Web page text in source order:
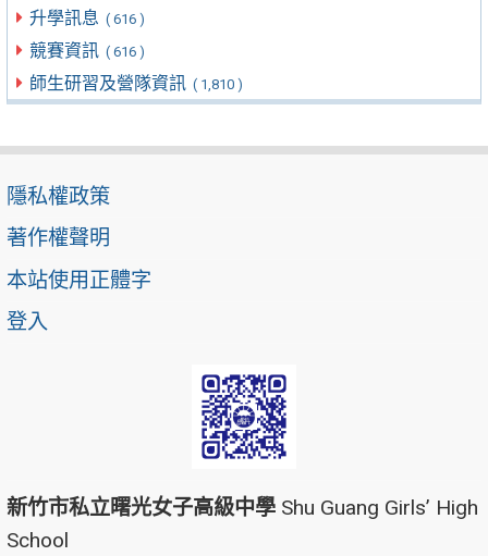
升學訊息 ( 616 )
競賽資訊 ( 616 )
師生研習及營隊資訊 ( 1,810 )
隱私權政策
著作權聲明
本站使用正體字
登入
新竹市私立曙光女子高級中學 Shu Guang Girls’ High
School